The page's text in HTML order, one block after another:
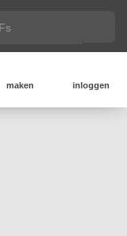
maken inloggen